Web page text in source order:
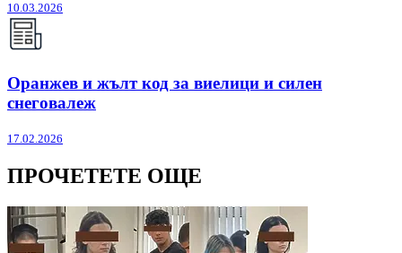
10.03.2026
Оранжев и жълт код за виелици и силен
снеговалеж
17.02.2026
ПРОЧЕТЕТЕ ОЩЕ